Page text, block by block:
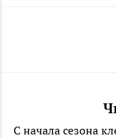
С начала сезона